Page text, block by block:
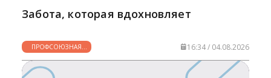
Забота, которая вдохновляет
ПРОФСОЮЗНАЯ
ЖИЗНЬ
16:34 / 04.08.2026